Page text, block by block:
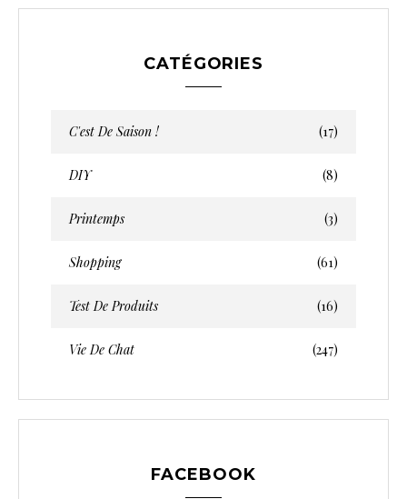
CATÉGORIES
C'est De Saison ! (17)
DIY (8)
Printemps (3)
Shopping (61)
Test De Produits (16)
Vie De Chat (247)
FACEBOOK